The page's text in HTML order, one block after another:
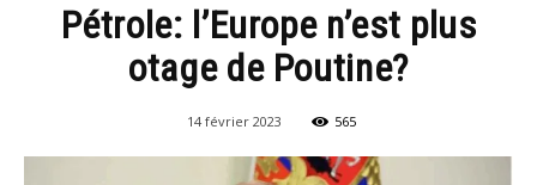
Pétrole: l’Europe n’est plus
otage de Poutine?
14 février 2023 565